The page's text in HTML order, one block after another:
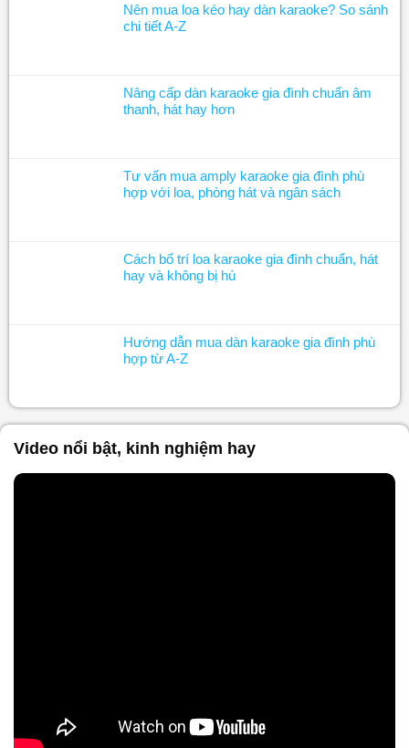
Nên mua loa kéo hay dàn karaoke? So sánh
chi tiết A-Z
Nâng cấp dàn karaoke gia đình chuẩn âm
thanh, hát hay hơn
Tư vấn mua amply karaoke gia đình phù
hợp với loa, phòng hát và ngân sách
Cách bố trí loa karaoke gia đình chuẩn, hát
hay và không bị hú
Hướng dẫn mua dàn karaoke gia đình phù
hợp từ A-Z
Video nổi bật, kinh nghiệm hay